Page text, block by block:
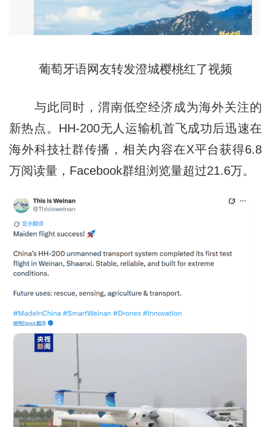
葡萄牙语网友转发澄城樱桃红了视频
与此同时，渭南低空经济成为海外关注的
新热点。HH-200无人运输机首飞成功后迅速在
海外科技社群传播，相关内容在X平台获得6.8
万阅读量，Facebook群组浏览量超过21.6万。